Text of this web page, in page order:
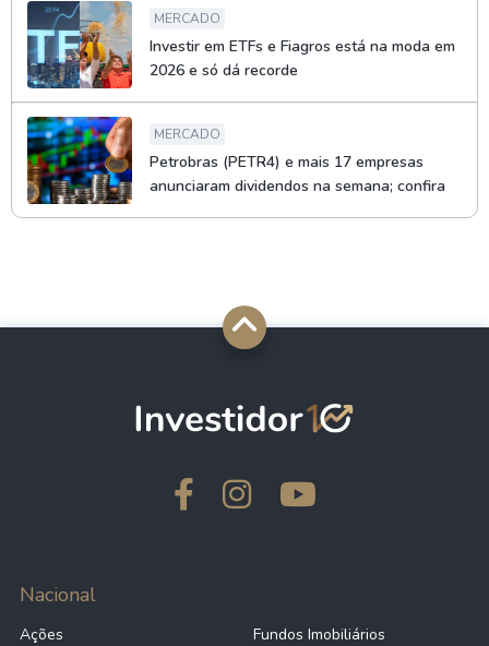
MERCADO
Investir em ETFs e Fiagros está na moda em
2026 e só dá recorde
MERCADO
Petrobras (PETR4) e mais 17 empresas
anunciaram dividendos na semana; confira
Nacional
Ações
Fundos Imobiliários